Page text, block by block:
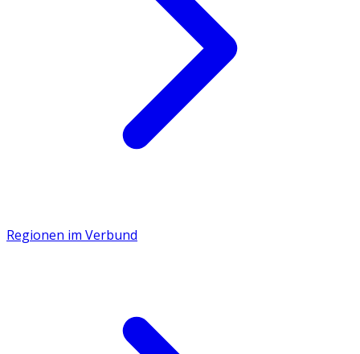
Regionen im Verbund